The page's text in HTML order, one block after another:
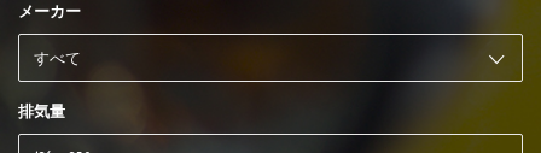
メーカー
排気量